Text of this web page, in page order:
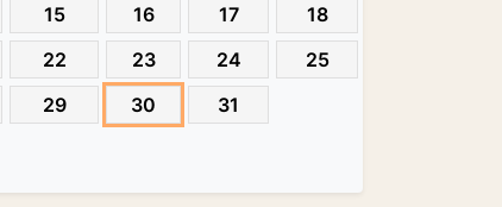
15 16 17
18
22 23 24
25
29 30 31